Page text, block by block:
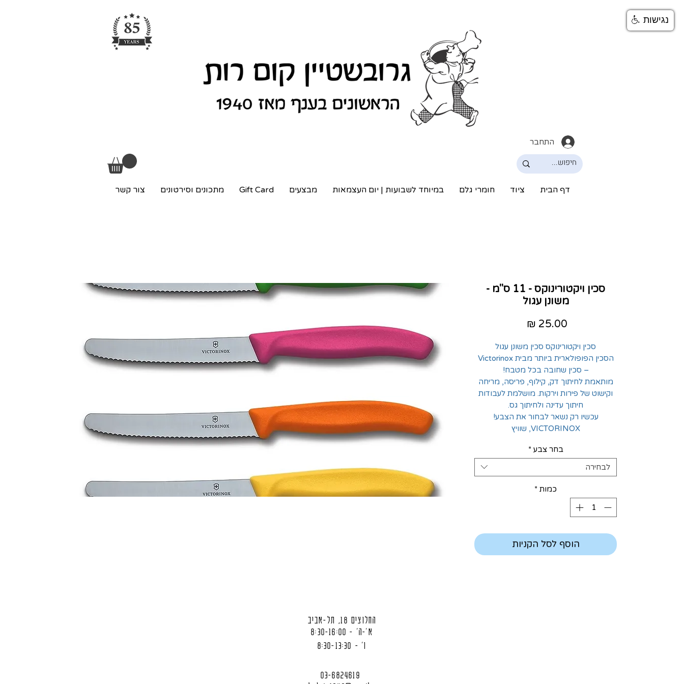
התחבר
דף הבית ציוד חומרי גלם במיוחד לשבועות | יום העצמאות מבצעים Gift Card מתכונים וסירטונים צור קשר
סכין ויקטורינוקס - 11 ס"מ -
משונן עגול
סכין ויקטורינוקס סכין משונן עגול
הסכין הפופולארית ביותר מבית Victorinox
– סכין שחובה בכל מטבח!
מותאמת לחיתוך דק, קילוף, פריסה, מריחה
וקישוט של פירות וירקות. מושלמת לעבודות
חיתוך עדינה ולחיתוך גס.
עכשיו רק נשאר לבחור את הצבע!
VICTORINOX, שוויץ
בחר צבע *
לבחירה
כמות *
הוסף לסל הקניות
החלוצים 18, תל-אביב
א'-ה' - 8:30-16:00
ו' - 8:30-13:30
03-6824619
נגישות